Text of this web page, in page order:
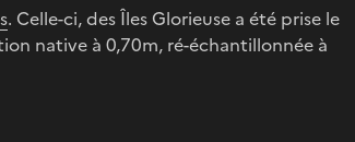
. Celle-ci, des Îles Glorieuse a été prise le
native à 0,70m, ré-échantillonnée à